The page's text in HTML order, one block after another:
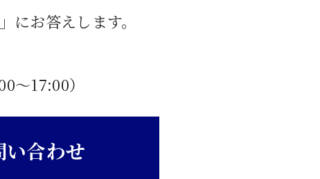
にお答えします。
〜17:00）
い合わせ